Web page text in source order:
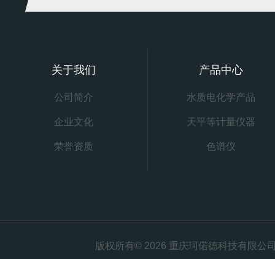
关于我们
公司简介
企业文化
荣誉资质
产品中心
水质电化学产品
天平等计量仪器
色谱仪
版权所有© 2026 重庆珂偌德科技有限